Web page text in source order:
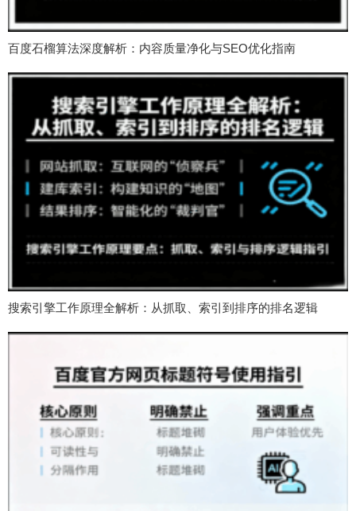
百度石榴算法深度解析：内容质量净化与SEO优化指南
搜索引擎工作原理全解析：从抓取、索引到排序的排名逻辑